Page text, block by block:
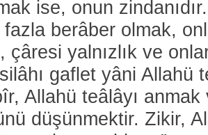
ise, onun
berâber olmak,
çâresi yalnızlık ve
gaflet yâni Allahü
Allahü teâlâyı anmak
düşünmektir. Zikir,